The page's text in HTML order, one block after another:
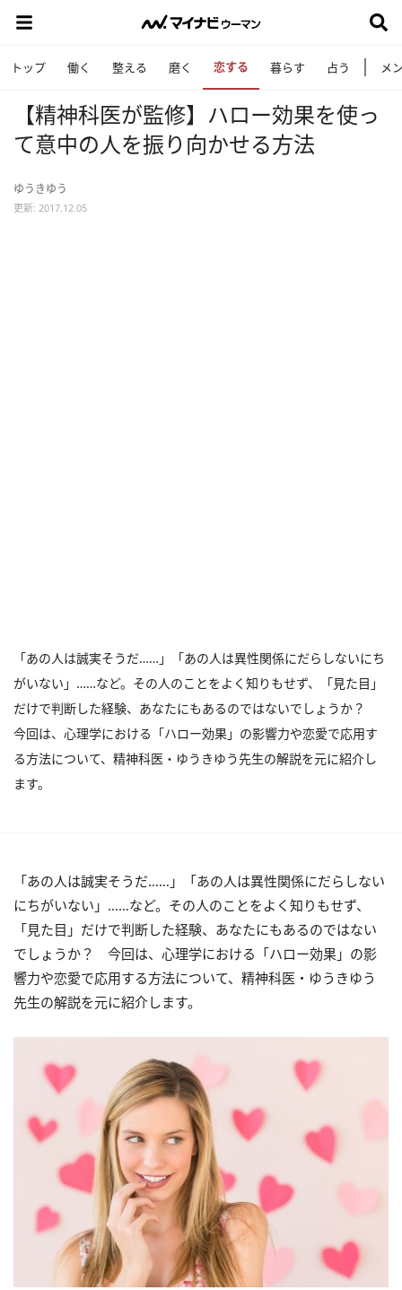
トップ 働く 整える 磨く 恋する 暮らす 占う メ
【精神科医が監修】ハロー効果を使っ
て意中の人を振り向かせる方法
ゆうきゆう
更新: 2017.12.05
「あの人は誠実そうだ……」「あの人は異性関係にだらしないにち
がいない」……など。その人のことをよく知りもせず、「見た目」
だけで判断した経験、あなたにもあるのではないでしょうか？
今回は、心理学における「ハロー効果」の影響力や恋愛で応用す
る方法について、精神科医・ゆうきゆう先生の解説を元に紹介し
ます。
「あの人は誠実そうだ……」「あの人は異性関係にだらしない
にちがいない」……など。その人のことをよく知りもせず、
「見た目」だけで判断した経験、あなたにもあるのではない
でしょうか？ 今回は、心理学における「ハロー効果」の影
響力や恋愛で応用する方法について、精神科医・ゆうきゆう
先生の解説を元に紹介します。